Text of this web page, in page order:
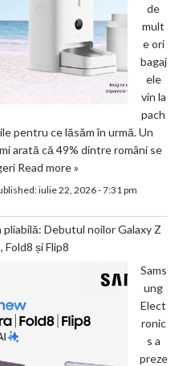
de
mult
e ori
bagaj
ele
vin la
pach
pentru ce lăsăm în urmă. Un
arată că 49% dintre români se
Read more »
iulie 22, 2026 - 7:31 pm
Debutul noilor Galaxy Z
Fold8 și Flip8
Sams
ung
Elect
ronic
s a
preze